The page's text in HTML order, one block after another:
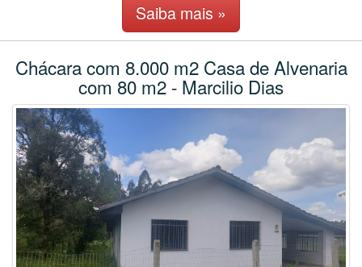
Saiba mais »
Chácara com 8.000 m2 Casa de Alvenaria
com 80 m2 - Marcilio Dias